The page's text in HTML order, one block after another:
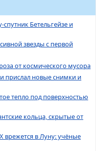
Бетельгейзе и
звезды с первой
от космического мусора
прислал новые снимки и
тепло под поверхностью
кольца, скрытые от
врежется в Луну: учёные